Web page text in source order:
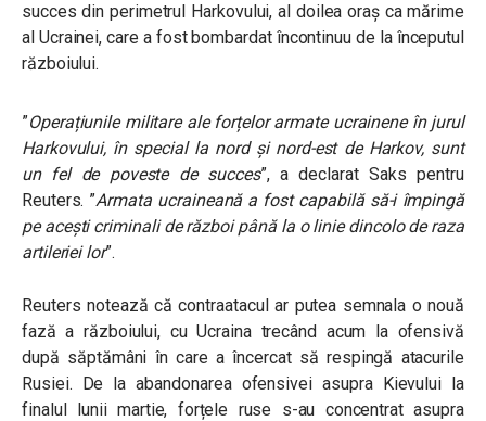
succes din perimetrul Harkovului, al doilea oraș ca mărime
al Ucrainei, care a fost bombardat încontinuu de la începutul
războiului.
”Operațiunile militare ale forțelor armate ucrainene în jurul
Harkovului, în special la nord și nord-est de Harkov, sunt
un fel de poveste de succes”, a declarat Saks pentru
Reuters. ”Armata ucraineană a fost capabilă să-i împingă
pe acești criminali de război până la o linie dincolo de raza
artileriei lor”.
Reuters notează că contraatacul ar putea semnala o nouă
fază a războiului, cu Ucraina trecând acum la ofensivă
după săptămâni în care a încercat să respingă atacurile
Rusiei. De la abandonarea ofensivei asupra Kievului la
finalul lunii martie, forțele ruse s-au concentrat asupra